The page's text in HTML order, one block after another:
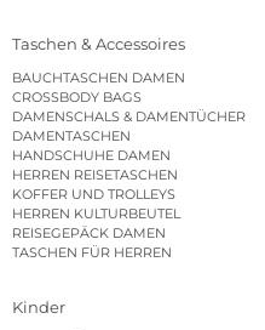
Taschen & Accessoires
BAUCHTASCHEN DAMEN
CROSSBODY BAGS
DAMENSCHALS & DAMENTÜCHER
DAMENTASCHEN
HANDSCHUHE DAMEN
HERREN REISETASCHEN
KOFFER UND TROLLEYS
HERREN KULTURBEUTEL
REISEGEPÄCK DAMEN
TASCHEN FÜR HERREN
Kinder